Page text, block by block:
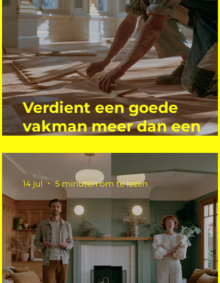
Verdient een goede
vakman meer dan een
14 jul 5 minuten om te lezen